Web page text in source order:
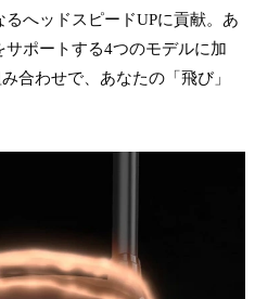
へッドスピードUPに貢献。あ
ポートする4つのモデルに加
合わせで、あなたの「飛び」